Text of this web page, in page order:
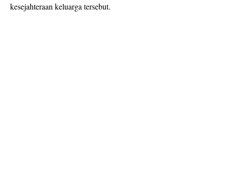
kesejahteraan keluarga tersebut.